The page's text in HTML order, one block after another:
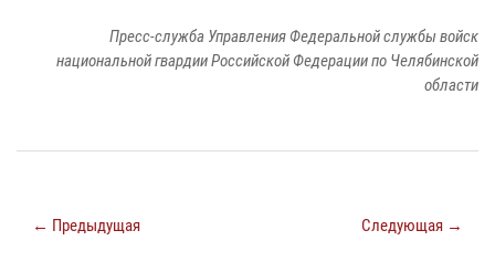
Пресс-служба Управления Федеральной службы войск
национальной гвардии Российской Федерации по Челябинской
области
← Предыдущая Следующая →